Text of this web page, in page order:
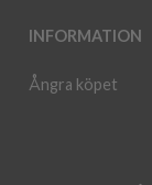
INFORMATION
Ångra köpet